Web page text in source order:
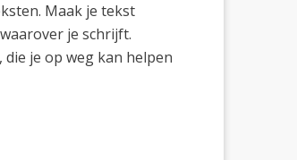
Maak je tekst
je schrijft.
, die je op weg kan helpen